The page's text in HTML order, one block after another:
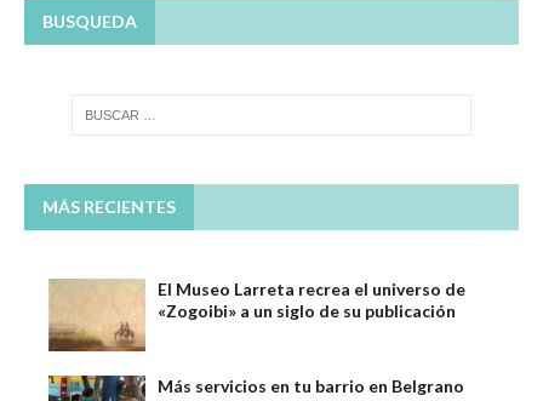
BUSQUEDA
MÁS RECIENTES
El Museo Larreta recrea el universo de
«Zogoibi» a un siglo de su publicación
Más servicios en tu barrio en Belgrano